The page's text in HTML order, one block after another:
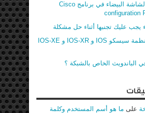
حل مشكلة الشاشة البيضاء في برنامج Cisco
configuration
عليك تجنبها أثناء حل مشكلة
مقارنة بين أنظمة سيسكو IOS و IOS-XR و IOS-XE
الباندويث الخاص بالشبكة ؟
على ما هو أسم المستخدم وكلمة